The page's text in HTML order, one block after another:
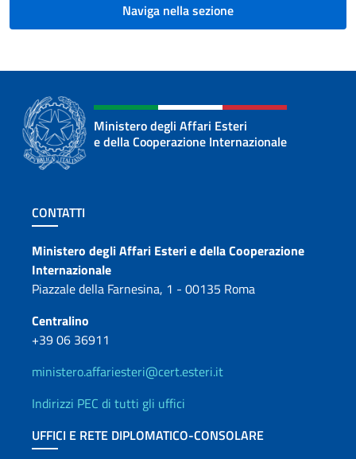
Naviga nella sezione
Ministero degli Affari Esteri
e della Cooperazione Internazionale
Sezione footer
CONTATTI
Contatti
Ministero degli Affari Esteri e della Cooperazione
Internazionale
Piazzale della Farnesina, 1 - 00135 Roma
Centralino
+39 06 36911
ministero.affariesteri@cert.esteri.it
Indirizzi PEC di tutti gli uffici
UFFICI E RETE DIPLOMATICO-CONSOLARE